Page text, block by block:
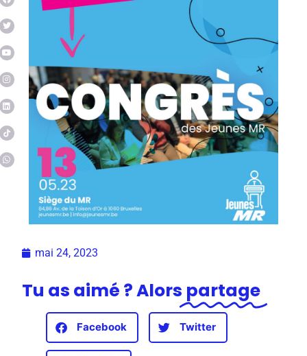
mai 24, 2023
Tu as aimé ? Alors partage
Facebook Twitter